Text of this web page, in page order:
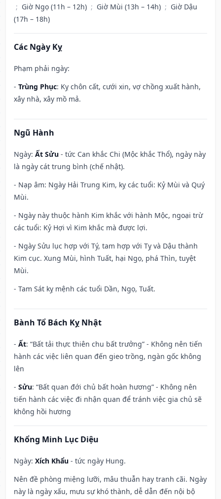
; Giờ Ngọ (11h – 12h) ; Giờ Mùi (13h – 14h) ; Giờ Dậu
(17h – 18h)
Các Ngày Kỵ
Phạm phải ngày:
- Trùng Phục: Kỵ chôn cất, cưới xin, vợ chồng xuất hành,
xây nhà, xây mồ mả.
Ngũ Hành
Ngày: Ất Sửu - tức Can khắc Chi (Mộc khắc Thổ), ngày này
là ngày cát trung bình (chế nhật).
- Nạp âm: Ngày Hải Trung Kim, kỵ các tuổi: Kỷ Mùi và Quý
Mùi.
- Ngày này thuộc hành Kim khắc với hành Mộc, ngoại trừ
các tuổi: Kỷ Hợi vì Kim khắc mà được lợi.
- Ngày Sửu lục hợp với Tý, tam hợp với Tỵ và Dậu thành
Kim cục. Xung Mùi, hình Tuất, hại Ngọ, phá Thìn, tuyệt
Mùi.
- Tam Sát kỵ mệnh các tuổi Dần, Ngọ, Tuất.
Bành Tổ Bách Kỵ Nhật
- Ất: “Bất tải thực thiên chu bất trưởng” - Không nên tiến
hành các việc liên quan đến gieo trồng, ngàn gốc không
lên
- Sửu: “Bất quan đới chủ bất hoàn hương” - Không nên
tiến hành các việc đi nhận quan để tránh việc gia chủ sẽ
không hồi hương
Khổng Minh Lục Diệu
Ngày: Xích Khẩu - tức ngày Hung.
Nên đề phòng miệng lưỡi, mâu thuẫn hay tranh cãi. Ngày
này là ngày xấu, mưu sự khó thành, dễ dẫn đến nội bộ